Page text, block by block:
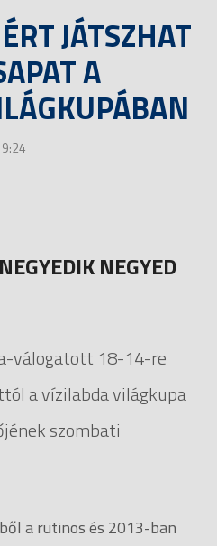
JÁTSZHAT
A
NEGYED
válogatott 18-14-re
a vízilabda világkupa
szombati
a rutinos és 2013-ban